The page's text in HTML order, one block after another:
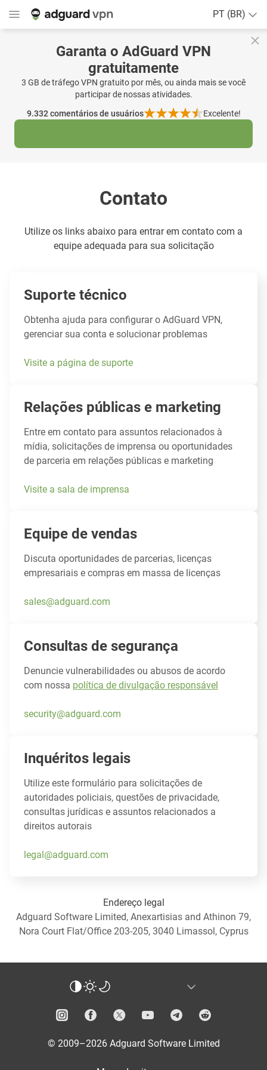
PT (BR)
Garanta o AdGuard VPN
gratuitamente
3 GB de tráfego VPN gratuito por mês, ou ainda mais se você
participar de nossas atividades.
9.332comentários de usuários Excelente!
Contato
Utilize os links abaixo para entrar em contato com a
equipe adequada para sua solicitação
Suporte técnico
Obtenha ajuda para configurar o AdGuard VPN,
gerenciar sua conta e solucionar problemas
Visite a página de suporte
Relações públicas e marketing
Entre em contato para assuntos relacionados à
mídia, solicitações de imprensa ou oportunidades
de parceria em relações públicas e marketing
Visite a sala de imprensa
Equipe de vendas
Discuta oportunidades de parcerias, licenças
empresariais e compras em massa de licenças
sales@adguard.com
Consultas de segurança
Denuncie vulnerabilidades ou abusos de acordo
com nossa política de divulgação responsável
security@adguard.com
Inquéritos legais
Utilize este formulário para solicitações de
autoridades policiais, questões de privacidade,
consultas jurídicas e assuntos relacionados a
direitos autorais
legal@adguard.com
Endereço legal
Adguard Software Limited, Anexartisias and Athinon 79,
Nora Court Flat/Office 203-205, 3040 Limassol, Cyprus
© 2009–2026 Adguard Software Limited